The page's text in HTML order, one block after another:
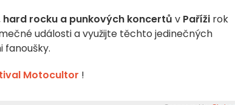
hard rocku a punkových koncertů v Paříži rok
události a využijte těchto jedinečných
fanoušky.
Motocultor !